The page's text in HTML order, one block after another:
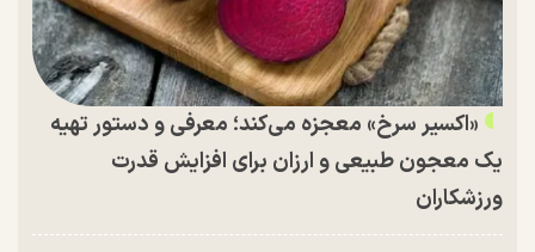
«اکسیر سرخ» معجزه می‌کند؛ معرفی و دستور تهیه
یک معجون طبیعی و ارزان برای افزایش قدرت
ورزشکاران